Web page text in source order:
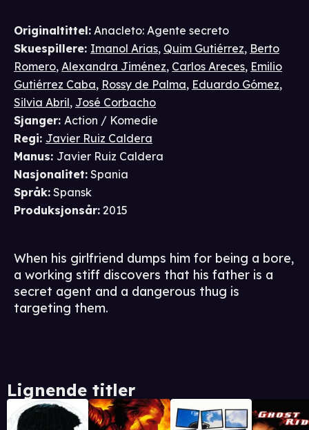
Originaltittel: Anacleto: Agente secreto
Skuespillere: Imanol Arias, Quim Gutiérrez, Berto
Romero, Alexandra Jiménez, Carlos Areces, Emilio
Gutiérrez Caba, Rossy de Palma, Eduardo Gómez,
Silvia Abril, José Corbacho
Sjanger: Action / Komedie
Regi: Javier Ruiz Caldera
Manus: Javier Ruiz Caldera
Nasjonalitet: Spania
Språk: Spansk
Produksjonsår: 2015
When his girlfriend dumps him for being a bore,
a working stiff discovers that his father is a
secret agent and a dangerous thug is
targeting them.
Lignende titler